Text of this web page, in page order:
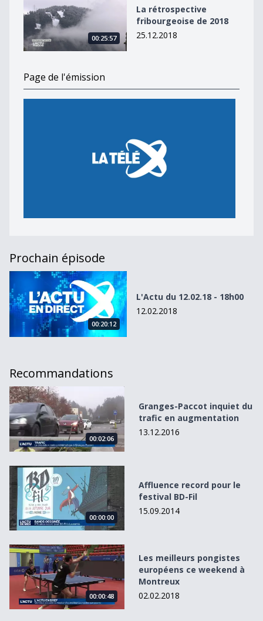
00:25:57
La rétrospective
fribourgeoise de 2018
25.12.2018
Page de l'émission
Prochain épisode
L&#039;Actu du 12.02.18 - 18h00
00:20:12
L'Actu du 12.02.18 - 18h00
12.02.2018
Recommandations
Granges-Paccot inquiet du trafic en augmentation
00:02:06
Granges-Paccot inquiet du
trafic en augmentation
13.12.2016
Affluence record pour le festival BD-Fil
00:00:00
Affluence record pour le
festival BD-Fil
15.09.2014
Les meilleurs pongistes européens ce weekend à
00:00:48
Les meilleurs pongistes
européens ce weekend à
Montreux
02.02.2018